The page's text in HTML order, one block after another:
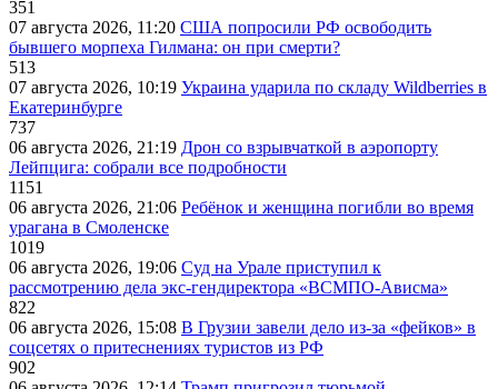
351
07 августа 2026, 11:20 США попросили РФ освободить
бывшего морпеха Гилмана: он при смерти?
513
07 августа 2026, 10:19 Украина ударила по складу Wildberries в
Екатеринбурге
737
06 августа 2026, 21:19 Дрон со взрывчаткой в аэропорту
Лейпцига: собрали все подробности
1151
06 августа 2026, 21:06 Ребёнок и женщина погибли во время
урагана в Смоленске
1019
06 августа 2026, 19:06 Суд на Урале приступил к
рассмотрению дела экс-гендиректора «ВСМПО-Ависма»
822
06 августа 2026, 15:08 В Грузии завели дело из-за «фейков» в
соцсетях о притеснениях туристов из РФ
902